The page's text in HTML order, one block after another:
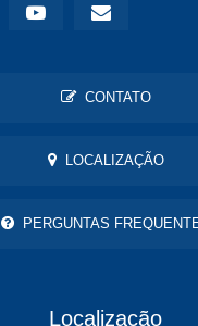
CONTATO
LOCALIZAÇÃO
PERGUNTAS
Localização